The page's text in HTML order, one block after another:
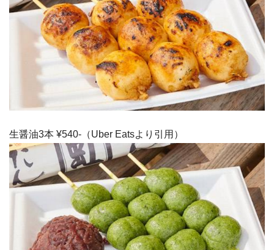
生醤油3本 ¥540-（Uber Eatsより引用）